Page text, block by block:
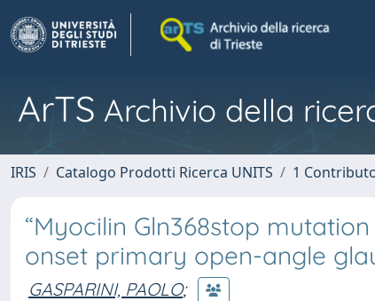
ArTS Archivio della
IRIS Catalogo Prodotti Ricerca UNITS 1
“Myocilin Gln368stop
onset primary open-angle
GASPARINI, PAOLO;